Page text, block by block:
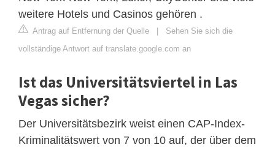
weitere Hotels und Casinos gehören .
Antrag auf Entfernung der Quelle | Sehen Sie sich die
vollständige Antwort auf translate.google.com an
Ist das Universitätsviertel in Las
Vegas sicher?
Der Universitätsbezirk weist einen CAP-Index-
Kriminalitätswert von 7 von 10 auf, der über dem